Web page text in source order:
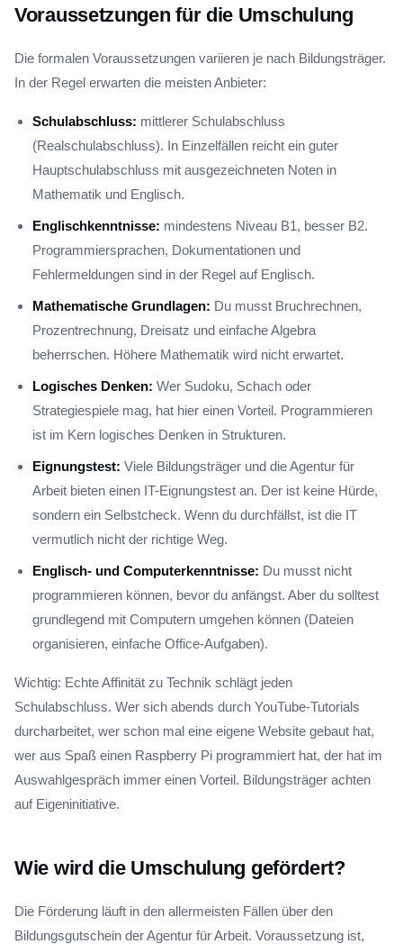
Voraussetzungen für die Umschulung
Die formalen Voraussetzungen variieren je nach Bildungsträger.
In der Regel erwarten die meisten Anbieter:
Schulabschluss: mittlerer Schulabschluss
(Realschulabschluss). In Einzelfällen reicht ein guter
Hauptschulabschluss mit ausgezeichneten Noten in
Mathematik und Englisch.
Englischkenntnisse: mindestens Niveau B1, besser B2.
Programmiersprachen, Dokumentationen und
Fehlermeldungen sind in der Regel auf Englisch.
Mathematische Grundlagen: Du musst Bruchrechnen,
Prozentrechnung, Dreisatz und einfache Algebra
beherrschen. Höhere Mathematik wird nicht erwartet.
Logisches Denken: Wer Sudoku, Schach oder
Strategiespiele mag, hat hier einen Vorteil. Programmieren
ist im Kern logisches Denken in Strukturen.
Eignungstest: Viele Bildungsträger und die Agentur für
Arbeit bieten einen IT-Eignungstest an. Der ist keine Hürde,
sondern ein Selbstcheck. Wenn du durchfällst, ist die IT
vermutlich nicht der richtige Weg.
Englisch- und Computerkenntnisse: Du musst nicht
programmieren können, bevor du anfängst. Aber du solltest
grundlegend mit Computern umgehen können (Dateien
organisieren, einfache Office-Aufgaben).
Wichtig: Echte Affinität zu Technik schlägt jeden
Schulabschluss. Wer sich abends durch YouTube-Tutorials
durcharbeitet, wer schon mal eine eigene Website gebaut hat,
wer aus Spaß einen Raspberry Pi programmiert hat, der hat im
Auswahlgespräch immer einen Vorteil. Bildungsträger achten
auf Eigeninitiative.
Wie wird die Umschulung gefördert?
Die Förderung läuft in den allermeisten Fällen über den
Bildungsgutschein der Agentur für Arbeit. Voraussetzung ist,